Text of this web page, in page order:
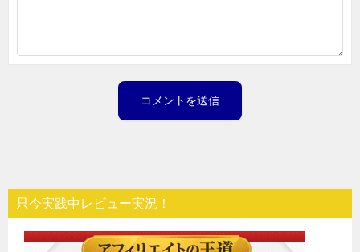
只今実践中レビュー実況！